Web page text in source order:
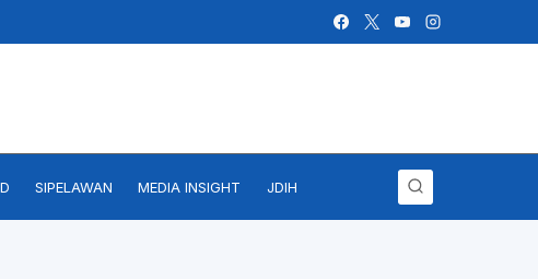
SIPELAWAN MEDIA INSIGHT JDIH